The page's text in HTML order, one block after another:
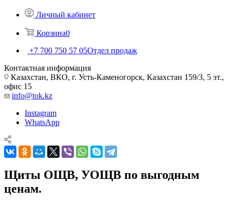
Личный кабинет
Корзина0
+7 700 750 57 05Отдел продаж
Контактная информация
Казахстан, ВКО, г. Усть-Каменогорск, Казахстан 159/3, 5 эт.,
офис 15
info@tok.kz
Instagram
WhatsApp
Щиты ОЩВ, УОЩВ по выгодным
ценам.